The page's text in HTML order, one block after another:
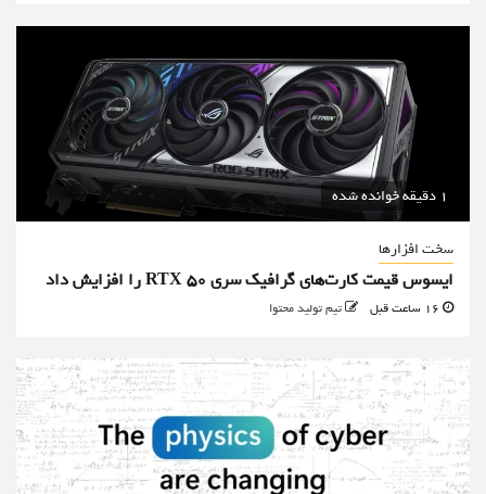
1 دقیقه خوانده شده
سخت افزارها
ایسوس قیمت کارت‌های گرافیک سری RTX 50 را افزایش داد
تیم تولید محتوا